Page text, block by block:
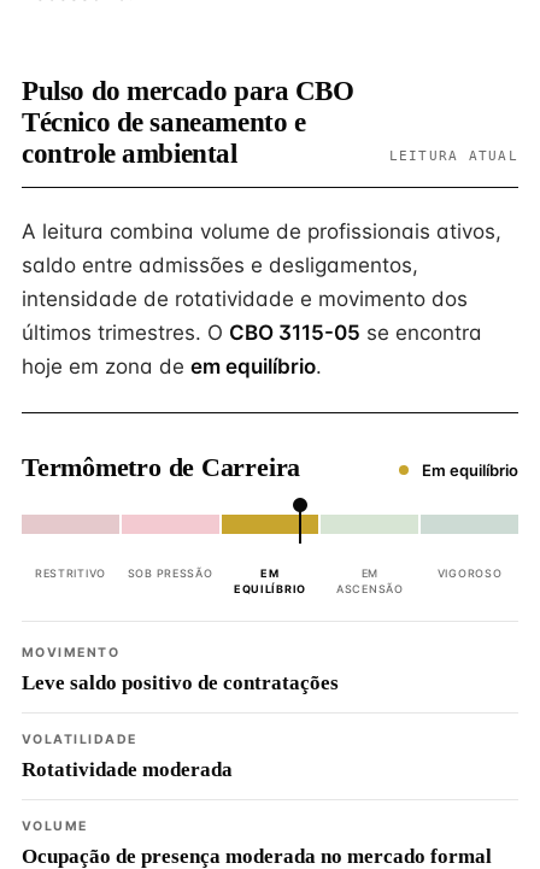
Pulso do mercado para CBO
Técnico de saneamento e
controle ambiental
LEITURA ATUAL
A leitura combina volume de profissionais ativos,
saldo entre admissões e desligamentos,
intensidade de rotatividade e movimento dos
últimos trimestres. O CBO 3115-05 se encontra
hoje em zona de em equilíbrio.
Termômetro de Carreira Em equilíbrio
RESTRITIVO SOB PRESSÃO
EM
EQUILÍBRIO
EM
ASCENSÃO
VIGOROSO
MOVIMENTO
Leve saldo positivo de contratações
VOLATILIDADE
Rotatividade moderada
VOLUME
Ocupação de presença moderada no mercado formal